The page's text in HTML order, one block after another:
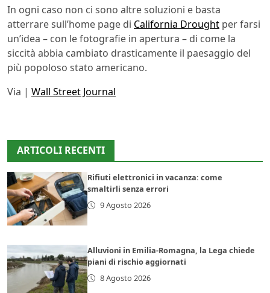
In ogni caso non ci sono altre soluzioni e basta
atterrare sull’home page di California Drought per farsi
un’idea – con le fotografie in apertura – di come la
siccità abbia cambiato drasticamente il paesaggio del
più popoloso stato americano.
Via | Wall Street Journal
ARTICOLI RECENTI
Rifiuti elettronici in vacanza: come
smaltirli senza errori
9 Agosto 2026
Alluvioni in Emilia-Romagna, la Lega chiede
piani di rischio aggiornati
8 Agosto 2026